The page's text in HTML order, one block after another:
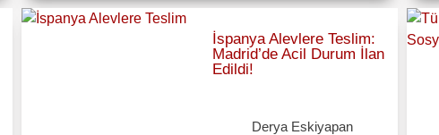
İspanya Alevlere Teslim:
Madrid’de Acil Durum İlan
Edildi!
Derya Eskiyapan